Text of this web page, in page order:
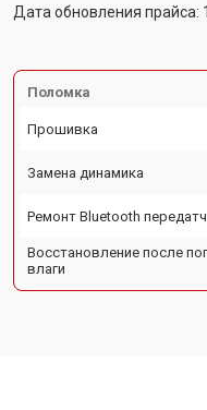
Дата обновления прайса:
Поломка
Прошивка
Замена динамика
Ремонт Bluetooth
Восстановление после
влаги